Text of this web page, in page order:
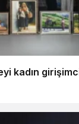
kadın